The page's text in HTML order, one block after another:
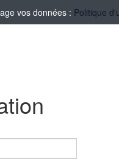
vos données : Politique